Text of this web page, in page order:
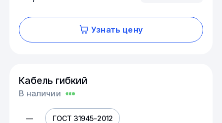
Узнать цену
Кабель гибкий
В наличии
— ГОСТ 31945-2012